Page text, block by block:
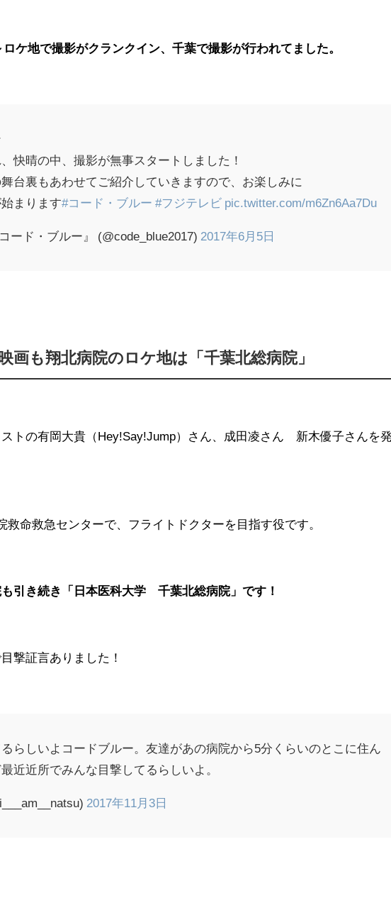
ロケ地で撮影がクランクイン、千葉で撮影が行われてました。
快晴の中、撮影が無事スタートしました！
台裏もあわせてご紹介していきますので、お楽しみに
まります#コード・ブルー #フジテレビ pic.twitter.com/m6Zn6Aa7Du
ード・ブルー』 (@code_blue2017) 2017年6月5日
画も翔北病院のロケ地は「千葉北総病院」
ストの有岡大貴（Hey!Say!Jump）さん、成田凌さん 新木優子さんを
救命救急センターで、フライトドクターを目指す役です。
引き続き「日本医科大学 千葉北総病院」です！
撃証言ありました！
らしいよコードブルー。友達があの病院から5分くらいのとこに住ん
近近所でみんな目撃してるらしいよ。
2017年11月3日